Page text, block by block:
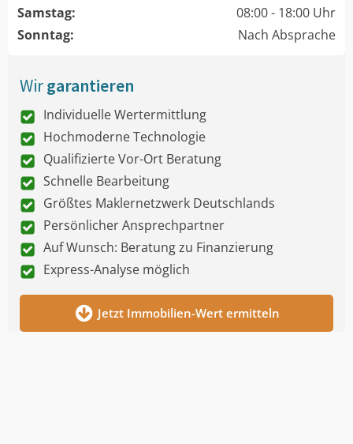
Samstag:
08:00 - 18:00 Uhr
Sonntag:
Nach Absprache
Wirgarantieren
Individuelle Wertermittlung
Hochmoderne Technologie
Qualifizierte Vor-Ort Beratung
Schnelle Bearbeitung
Größtes Maklernetzwerk Deutschlands
Persönlicher Ansprechpartner
Auf Wunsch: Beratung zu Finanzierung
Express-Analyse möglich
Jetzt Immobilien-Wert ermitteln